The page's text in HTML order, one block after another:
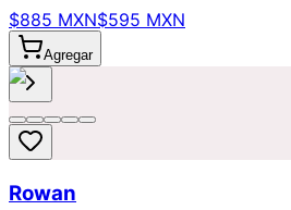
$885 MXN$595 MXN
Agregar
Rowan